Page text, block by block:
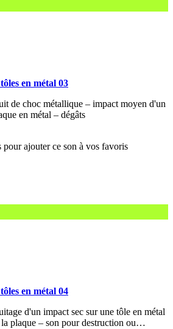
en métal 03
de choc métallique – impact moyen d'un
en métal – dégâts
en métal 04
d'un impact sec sur une tôle en métal
plaque – son pour destruction ou…